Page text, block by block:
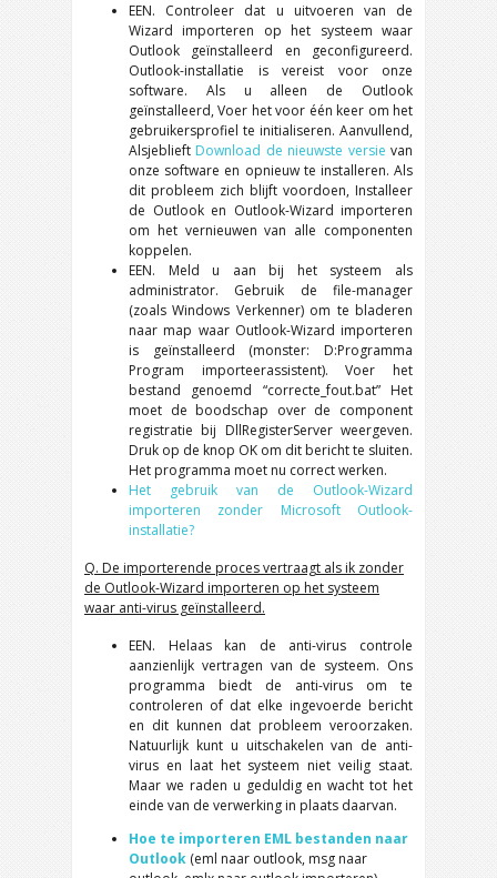
EEN. Controleer dat u uitvoeren van de
Wizard importeren op het systeem waar
Outlook geïnstalleerd en geconfigureerd.
Outlook-installatie is vereist voor onze
software. Als u alleen de Outlook
geïnstalleerd, Voer het voor één keer om het
gebruikersprofiel te initialiseren. Aanvullend,
Alsjeblieft Download de nieuwste versie van
onze software en opnieuw te installeren. Als
dit probleem zich blijft voordoen, Installeer
de Outlook en Outlook-Wizard importeren
om het vernieuwen van alle componenten
koppelen.
EEN. Meld u aan bij het systeem als
administrator. Gebruik de file-manager
(zoals Windows Verkenner) om te bladeren
naar map waar Outlook-Wizard importeren
is geïnstalleerd (monster: D:Programma
Program importeerassistent). Voer het
bestand genoemd “correcte_fout.bat” Het
moet de boodschap over de component
registratie bij DllRegisterServer weergeven.
Druk op de knop OK om dit bericht te sluiten.
Het programma moet nu correct werken.
Het gebruik van de Outlook-Wizard
importeren zonder Microsoft Outlook-
installatie?
Q. De importerende proces vertraagt als ik zonder
de Outlook-Wizard importeren op het systeem
waar anti-virus geïnstalleerd.
EEN. Helaas kan de anti-virus controle
aanzienlijk vertragen van de systeem. Ons
programma biedt de anti-virus om te
controleren of dat elke ingevoerde bericht
en dit kunnen dat probleem veroorzaken.
Natuurlijk kunt u uitschakelen van de anti-
virus en laat het systeem niet veilig staat.
Maar we raden u geduldig en wacht tot het
einde van de verwerking in plaats daarvan.
Hoe te importeren EML bestanden naar
Outlook (eml naar outlook, msg naar